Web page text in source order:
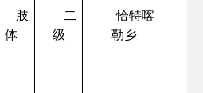
肢
体
二
级
恰特喀
勒乡